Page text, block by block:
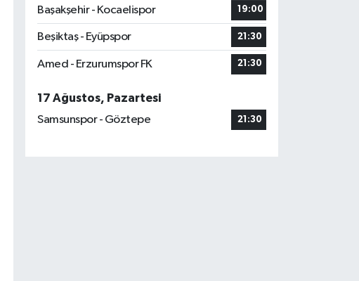
Başakşehir - Kocaelispor
19:00
Beşiktaş - Eyüpspor 21:30
Amed - Erzurumspor FK 21:30
17 Ağustos, Pazartesi
Samsunspor - Göztepe
21:30